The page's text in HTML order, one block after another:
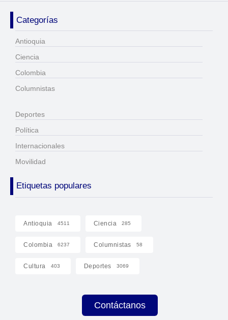
Categorías
Antioquia
Ciencia
Colombia
Columnistas
Deportes
Política
Internacionales
Movilidad
Etiquetas populares
Antioquia 4511 Ciencia 285
Colombia 6237 Columnistas 58
Cultura 403 Deportes 3069
Contáctanos